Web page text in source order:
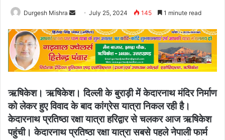
Durgesh Mishra
Send
email
July 25, 2024 145 1 minute read
ऋषिकेश। ऋषिकेश। दिल्ली के बुराड़ी में केदारनाथ मंदिर निर्माण
को लेकर हुए विवाद के बाद कांग्रेस यात्रा निकल रही है।
केदारनाथ प्रतिष्ठा रक्षा यात्रा हरिद्वार से चलकर आज ऋषिकेश
पहुंची। केदारनाथ प्रतिष्ठा रक्षा यात्रा सबसे पहले नेपाली फार्म